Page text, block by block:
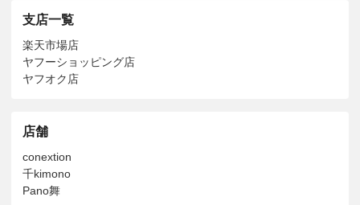
支店一覧
楽天市場店
ヤフーショッピング店
ヤフオク店
店舗
conextion
千kimono
Pano舞